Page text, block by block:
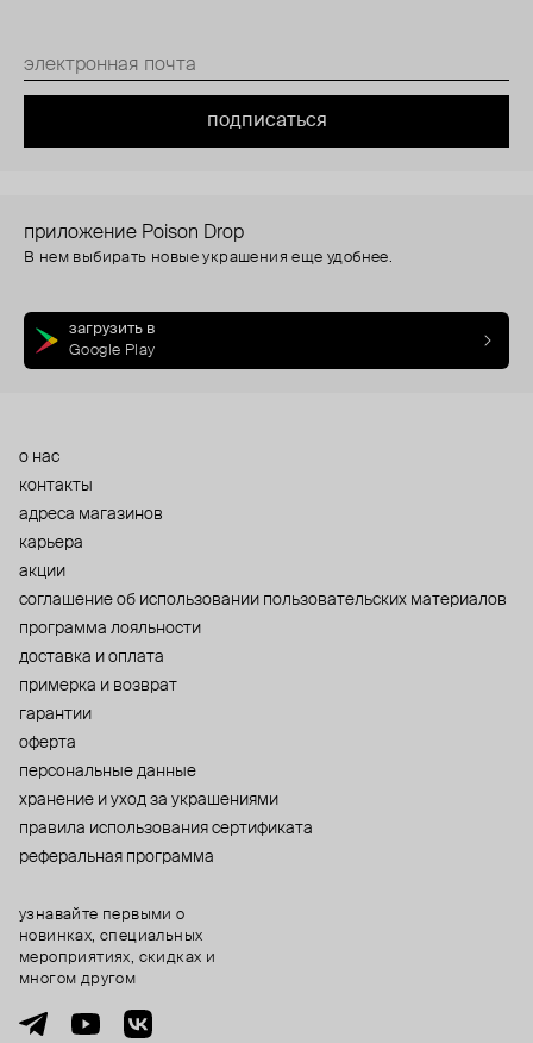
подписаться
приложение Poison Drop
В нем выбирать новые украшения еще удобнее.
загрузить в
Google Play
о нас
контакты
адреса магазинов
карьера
акции
cоглашение об использовании пользовательских материалов
программа лояльности
доставка и оплата
примерка и возврат
гарантии
оферта
персональные данные
хранение и уход за украшениями
правила использования сертификата
реферальная программа
узнавайте первыми о
новинках, специальных
мероприятиях, скидках и
многом другом